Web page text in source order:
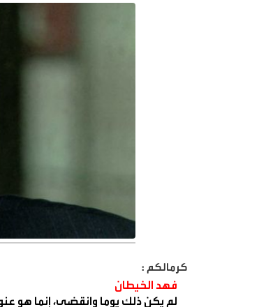
كرمالكم :
فهد الخيطان
لم يكن ذلك يوما وانقضى، إنما هو